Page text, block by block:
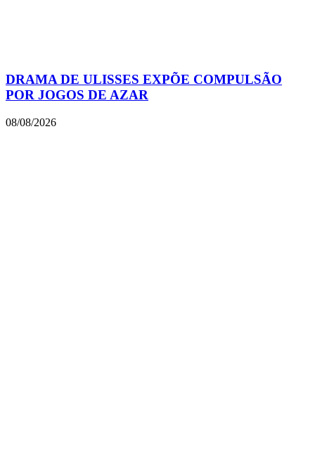
DRAMA DE ULISSES EXPÕE COMPULSÃO
POR JOGOS DE AZAR
08/08/2026